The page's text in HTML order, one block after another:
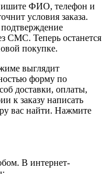
ФИО, телефон и
условия заказа.
подтверждение
СМС. Теперь останется
покупке.
выглядит
форму по
доставки, оплаты,
к заказу написать
вас найти. Нажмите
В интернет-